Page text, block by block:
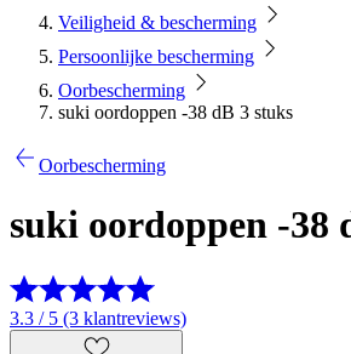
Veiligheid & bescherming
Persoonlijke bescherming
Oorbescherming
suki oordoppen -38 dB 3 stuks
Oorbescherming
suki oordoppen -38
3.3 / 5 (3 klantreviews)